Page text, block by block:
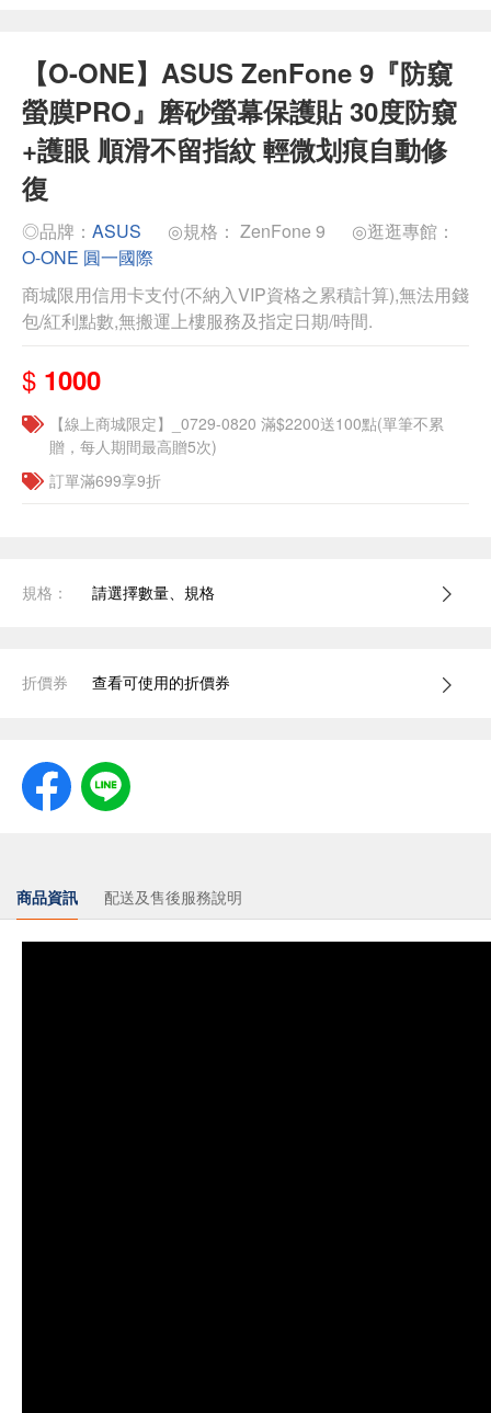
【O-ONE】ASUS ZenFone 9『防窺
螢膜PRO』磨砂螢幕保護貼 30度防窺
+護眼 順滑不留指紋 輕微划痕自動修
復
◎品牌： ASUS ◎規格： ZenFone 9
◎逛逛專館：
O-ONE 圓一國際
商城限用信用卡支付(不納入VIP資格之累積計算),無法用錢
包/紅利點數,無搬運上樓服務及指定日期/時間.
$ 1000
【線上商城限定】_0729-0820 滿$2200送100點(單筆不累
贈，每人期間最高贈5次)
訂單滿699享9折
規格： 請選擇數量、規格
折價券 查看可使用的折價券
商品資訊 配送及售後服務說明